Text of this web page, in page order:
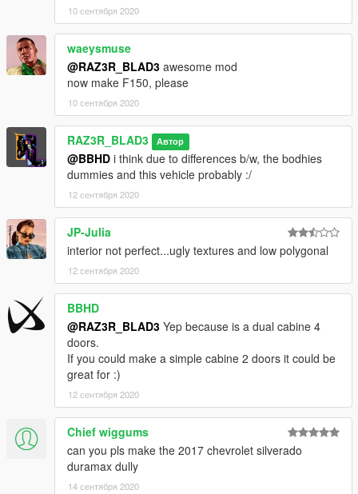
10 сентября 2020
waeysmuse
@RAZ3R_BLAD3 awesome mod
now make F150, please
10 сентября 2020
RAZ3R_BLAD3 Автор
@BBHD i think due to differences b/w, the bodhies
dummies and this vehicle probably :/
12 сентября 2020
JP-Julia
interior not perfect...ugly textures and low polygonal
12 сентября 2020
BBHD
@RAZ3R_BLAD3 Yep because is a dual cabine 4
doors.
If you could make a simple cabine 2 doors it could be
great for :)
12 сентября 2020
Chief wiggums
can you pls make the 2017 chevrolet silverado
duramax dully
14 сентября 2020